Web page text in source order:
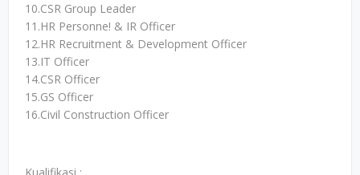
10.CSR Group Leader
11.HR Personne! & IR Officer
12.HR Recruitment & Development Officer
13.IT Officer
14.CSR Officer
15.GS Officer
16.Civil Construction Officer